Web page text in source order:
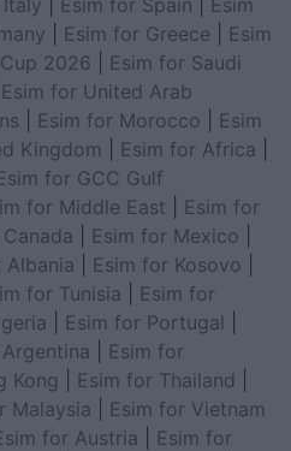
Esim for Greece
Esim
2026
Esim for Saudi
Esim for United Arab
Esim for Morocco
Esim
Kingdom Esim for Africa
for GCC Gulf
for Middle East
Esim for
Esim for Mexico
Albania Esim for Kosovo
for Tunisia
Esim for
Esim for Portugal
Esim for
Kong Esim for Thailand
Malaysia
Esim for Vietnam
for Austria
Esim for